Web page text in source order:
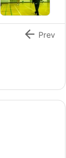
 Prev